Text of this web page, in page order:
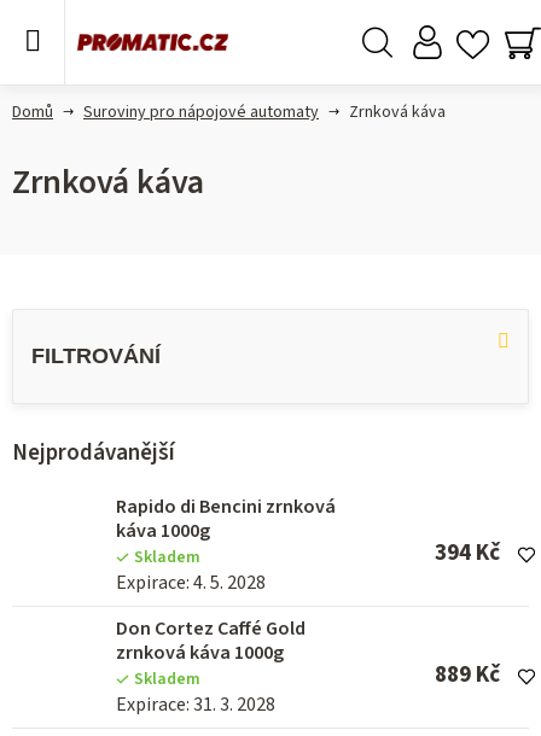
Domů Suroviny pro nápojové automaty Zrnková káva
Zrnková káva
Nejprodávanější
Rapido di Bencini zrnková
káva 1000g
Skladem
Expirace: 4. 5. 2028
394 Kč
Don Cortez Caffé Gold
zrnková káva 1000g
Skladem
Expirace: 31. 3. 2028
889 Kč
Výpis produktů